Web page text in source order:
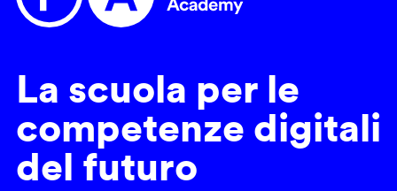
La scuola per le
competenze digitali
del futuro